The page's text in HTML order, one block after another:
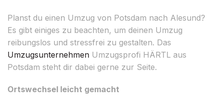
Planst du einen Umzug von Potsdam nach Alesund?
Es gibt einiges zu beachten, um deinen Umzug
reibungslos und stressfrei zu gestalten. Das
Umzugsunternehmen Umzugsprofi HÄRTL aus
Potsdam steht dir dabei gerne zur Seite.
Ortswechsel leicht gemacht